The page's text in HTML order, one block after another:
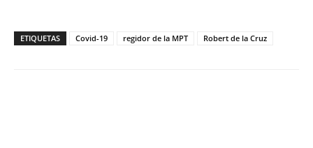
ETIQUETAS Covid-19 regidor de la MPT Robert de la Cruz